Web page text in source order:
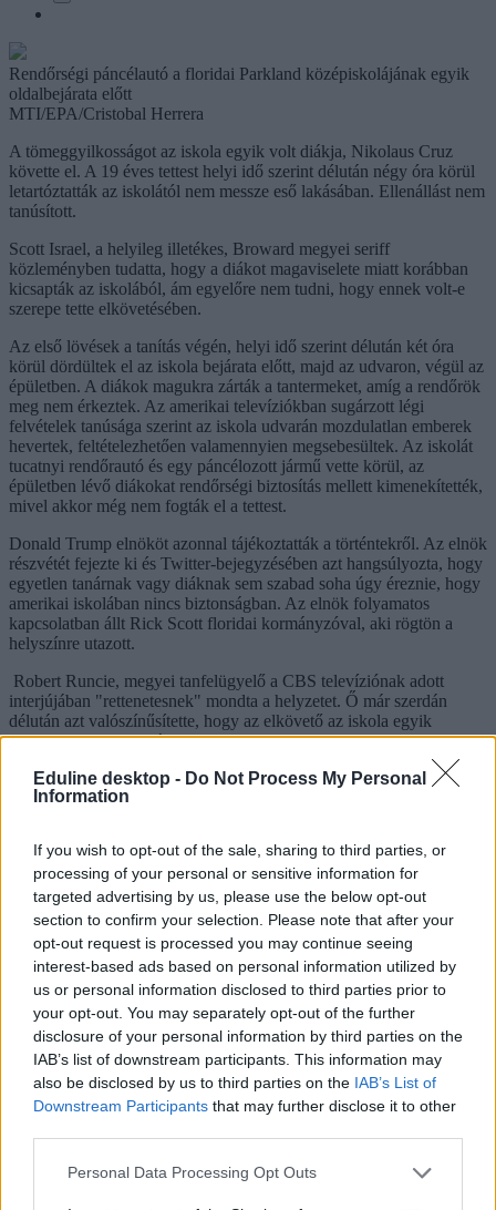
Eduline desktop - Do Not Process My Personal
Information
If you wish to opt-out of the sale, sharing to third parties, or
processing of your personal or sensitive information for
targeted advertising by us, please use the below opt-out
section to confirm your selection. Please note that after your
opt-out request is processed you may continue seeing
interest-based ads based on personal information utilized by
us or personal information disclosed to third parties prior to
your opt-out. You may separately opt-out of the further
disclosure of your personal information by third parties on the
IAB’s list of downstream participants. This information may
also be disclosed by us to third parties on the IAB’s List of
Downstream Participants that may further disclose it to other
Personal Data Processing Opt Outs
Rendőrségi páncélautó a floridai Parkland középiskolájának egyik
oldalbejárata előtt
MTI/EPA/Cristobal Herrera
A tömeggyilkosságot az iskola egyik volt diákja, Nikolaus Cruz
követte el. A 19 éves tettest helyi idő szerint délután négy óra körül
letartóztatták az iskolától nem messze eső lakásában. Ellenállást nem
tanúsított.
Scott Israel, a helyileg illetékes, Broward megyei seriff
közleményben tudatta, hogy a diákot magaviselete miatt korábban
kicsapták az iskolából, ám egyelőre nem tudni, hogy ennek volt-e
szerepe tette elkövetésében.
Az első lövések a tanítás végén, helyi idő szerint délután két óra
körül dördültek el az iskola bejárata előtt, majd az udvaron, végül az
épületben. A diákok magukra zárták a tantermeket, amíg a rendőrök
meg nem érkeztek. Az amerikai televíziókban sugárzott légi
felvételek tanúsága szerint az iskola udvarán mozdulatlan emberek
hevertek, feltételezhetően valamennyien megsebesültek. Az iskolát
tucatnyi rendőrautó és egy páncélozott jármű vette körül, az
épületben lévő diákokat rendőrségi biztosítás mellett kimenekítették,
mivel akkor még nem fogták el a tettest.
Donald Trump elnököt azonnal tájékoztatták a történtekről. Az elnök
részvétét fejezte ki és Twitter-bejegyzésében azt hangsúlyozta, hogy
egyetlen tanárnak vagy diáknak sem szabad soha úgy éreznie, hogy
amerikai iskolában nincs biztonságban. Az elnök folyamatos
kapcsolatban állt Rick Scott floridai kormányzóval, aki rögtön a
helyszínre utazott.
Robert Runcie, megyei tanfelügyelő a CBS televíziónak adott
interjújában "rettenetesnek" mondta a helyzetet. Ő már szerdán
délután azt valószínűsítette, hogy az elkövető az iskola egyik
jelenlegi vagy volt diákja is lehetett, ugyanakkor leszögezte, hogy az
iskola nem kapott fenyegetéseket és a tragédiának semmi előjele
nem volt. Az Egyesült Államokban 2013 óta 291 iskolai lövöldözés
történt, vagyis átlagosan hetente egyszer dördültek lövések oktatási
Iskolai lövöldözés volt az Egyesült Államokban,
hárman meghaltak
Legalább három ember meghalt csütörtökön egy
középiskolai lövöldözésben az Egyesült Államokban,
az Új-Mexikó állambeli San Juan megyében található
Aztec város egyik középiskolájában - közölte Ken
Christesen megyei seriff. Az áldozatok mindegyike
feltehetően diák - mondta a tudósítóknak nyilatkozva a
seriff, aki hozzátette, hogy a támadó is életét vesztette.
külföld
iskolai erőszak
iskolai lövöldözés
iskolai ámokfutó
Parkland